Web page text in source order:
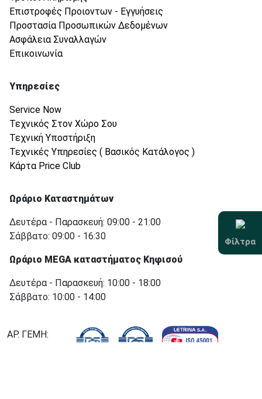
Φίλτρα
Επιστροφές Προιοντων - Εγγυήσεις
Προστασία Προσωπικών Δεδομένων
Ασφάλεια Συναλλαγών
Επικοινωνία
Υπηρεσίες
Service Now
Τεχνικός Στον Χώρο Σου
Τεχνική Υποστήριξη
Τεχνικές Υπηρεσίες ( Βασικός Κατάλογος )
Κάρτα Price Club
Ωράριο Καταστημάτων
Δευτέρα - Παρασκευή: 09:00 - 21:00
Σάββατο: 09:00 - 16:30
Ωράριο MEGA καταστήματος Κηφισού
Δευτέρα - Παρασκευή: 10:00 - 18:00
Σάββατο: 10:00 - 14:00
ΑΡ. ΓΕΜΗ: